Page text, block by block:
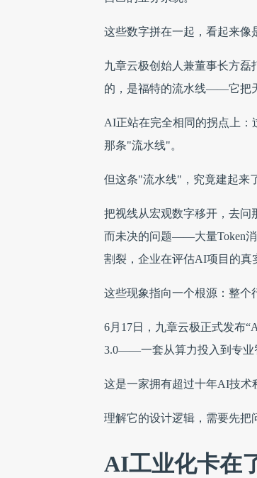
这些数字拼在一起，看起来像
九章云极创始人兼董事长方
的，是福特的流水线——它把
AI正站在完全相同的拐点上
那条"流水线"。
但这条"流水线"，究竟建起来
把视线从宏观数字移开，去
而未决的问题——大量Token
割裂，企业在评估AI项目的真
这些现象指向一个根源：整个
6月17日，九章云极正式发布
3.0——一套从算力投入到专业
这是一家拥有超过十年AI技术
理解它的设计逻辑，需要先把
AI工业化卡在